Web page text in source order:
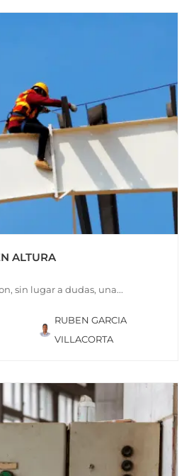
ALTURA
sin lugar a dudas, una...
RUBEN GARCIA
VILLACORTA